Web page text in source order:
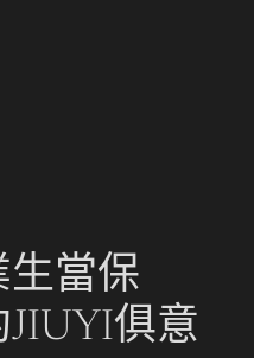
生當保
俱意